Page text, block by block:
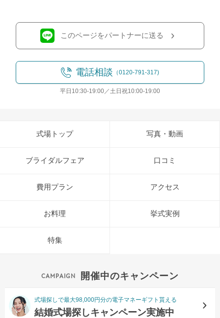
このページをパートナーに送る
電話相談 （0120-791-317)
平日10:30-19:00／土日祝10:00-19:00
式場トップ 写真・動画
ブライダルフェア 口コミ
費用プラン アクセス
お料理 挙式実例
特集
開催中のキャンペーン
式場探しで最大98,000円分の電子マネーギフト貰える
結婚式場探しキャンペーン実施中